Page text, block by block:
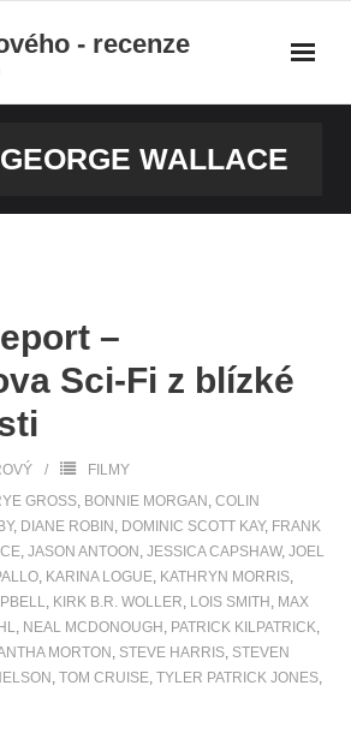
- recenze
GEORGE WALLACE
–
Sci-Fi z blízké
FILMY
GROSS, BONNIE MORGAN , COLIN
, DIANE ROBIN , DOMINIC SCOTT KAY, FRANK
, JASON ANTOON , JESSICA CAPSHAW, JOEL
, KARINA LOGUE, KATHRYN MORRIS,
, KIRK B.R. WOLLER, LOIS SMITH , MAX
, NEAL MCDONOUGH , PATRICK KILPATRICK,
MORTON , STEVE HARRIS, STEVEN
, TOM CRUISE, TYLER PATRICK JONES,